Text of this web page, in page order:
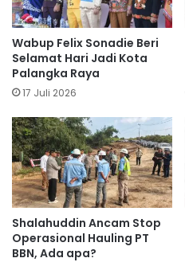
Wabup Felix Sonadie Beri
Selamat Hari Jadi Kota
Palangka Raya
17 Juli 2026
Shalahuddin Ancam Stop
Operasional Hauling PT
BBN, Ada apa?